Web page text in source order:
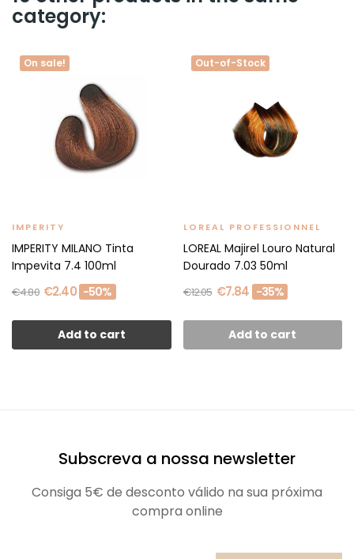
category:
On sale!
IMPERITY
IMPERITY MILANO Tinta
Impevita 7.4 100ml
€4.80 €2.40 -50%
Add to cart
Out-of-Stock
LOREAL PROFESSIONNEL
LOREAL Majirel Louro Natural
Dourado 7.03 50ml
€12.05 €7.84 -35%
Add to cart
Subscreva a nossa newsletter
Consiga 5€ de desconto válido na sua próxima
compra online